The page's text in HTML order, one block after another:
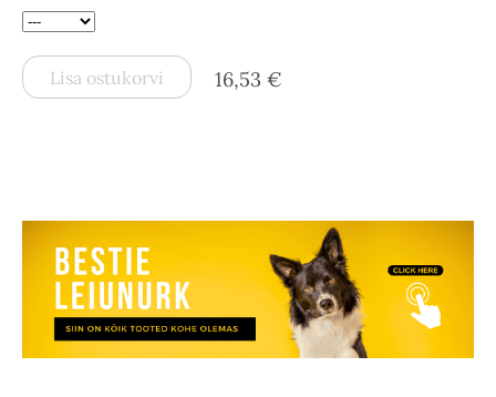
Lisa ostukorvi 16,53 €